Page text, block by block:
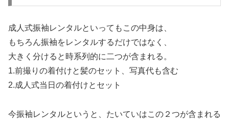
成人式振袖レンタルといってもこの中身は、
もちろん振袖をレンタルするだけではなく、
大きく分けると時系列的に二つが含まれる。
1.前撮りの着付けと髪のセット、写真代も含む
2.成人式当日の着付けとセット
今振袖レンタルというと、たいていはこの２つが含まれる